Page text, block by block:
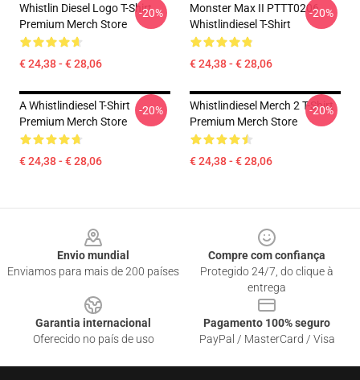
Whistlin Diesel Logo T-Shirt
Premium Merch Store
€ 24,38 - € 28,06
-20%
Monster Max II PTTT0206
Whistlindiesel T-Shirt
€ 24,38 - € 28,06
-20%
A Whistlindiesel T-Shirt
Premium Merch Store
€ 24,38 - € 28,06
-20%
Whistlindiesel Merch 2 T-Shirt
Premium Merch Store
€ 24,38 - € 28,06
-20%
Envio mundial
Enviamos para mais de 200 países
Compre com confiança
Protegido 24/7, do clique à
entrega
Garantia internacional
Oferecido no país de uso
Pagamento 100% seguro
PayPal / MasterCard / Visa